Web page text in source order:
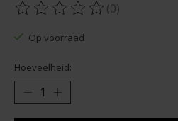
De beoordeling van dit product
(0)
Op voorraad
Hoeveelheid: